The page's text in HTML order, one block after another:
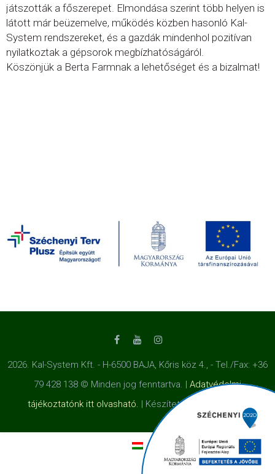
játszották a főszerepet. Elmondása szerint több helyen is
látott már beüzemelve, működés közben hasonló Kal-
System rendszereket, és a gazdák mindenhol pozitívan
nyilatkoztak a gépsorok megbízhatóságáról.
Köszönjük a Berta Farmnak a lehetőséget és a bizalmat!
2026. Kal-System Kft. - H-6500 BAJA, Kőris köz 4., - Tel./Fax: +36
79 428 138 © Minden jog fenntartva. | Adatvédelmi
tájékoztatónk itt olvasható. | Készítette a